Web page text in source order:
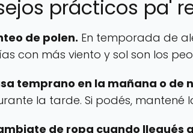
prácticos pa'
de polen. En temporada de
con más viento y sol son los
temprano en la mañana o de
la tarde. Si podés, mantené
de ropa cuando llegués